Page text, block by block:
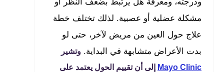
مشكلة عضلية أو عصبية. لذلك تختلف خطة
علاج حول العين من مريض لآخر، حتى لو
بدت الأعراض متشابهة في البداية. وتشير
Mayo Clinic
إلى أن تقييم الحول يعتمد على